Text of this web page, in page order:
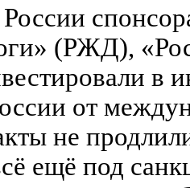
(РЖД),
в
от
не
ещё под